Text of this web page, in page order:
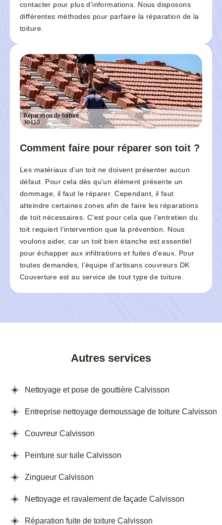
contacter pour plus d’informations. Nous disposons
différentes méthodes pour parfaire la réparation de la
toiture.
Comment faire pour réparer son toit ?
Les matériaux d’un toit ne doivent présenter aucun
défaut. Pour cela dès qu’un élément présente un
dommage, il faut le réparer. Cependant, il faut
atteindre certaines zones afin de faire les réparations
de toit nécessaires. C’est pour cela que l’entretien du
toit requiert l’intervention que la prévention. Nous
voulons aider, car un toit bien étanche est essentiel
pour échapper aux infiltrations et fuites d’eaux. Pour
toutes demandes, l’équipe d’artisans couvreurs DK
Couverture est au service de tout type de toiture.
Autres services
Nettoyage et pose de gouttière Calvisson
Entreprise nettoyage demoussage de toiture Calvisson
Couvreur Calvisson
Peinture sur tuile Calvisson
Zingueur Calvisson
Nettoyage et ravalement de façade Calvisson
Réparation fuite de toiture Calvisson